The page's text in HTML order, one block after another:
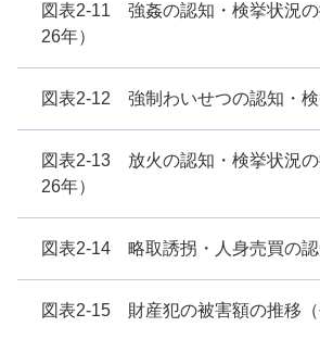
図表2-11 強姦の認知・検挙状況の
26年）
図表2-12 強制わいせつの認知・検
図表2-13 放火の認知・検挙状況の
26年）
図表2-14 略取誘拐・人身売買の認
図表2-15 財産犯の被害額の推移